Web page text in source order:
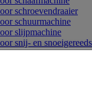
schroevendraaier
schuurmachine
slijpmachine
snij- en
snij-schuurmachine